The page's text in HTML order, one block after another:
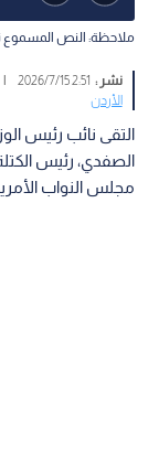
ملاحظة: النص المسموع
نشر : 2:51 2026/7/15
|
الأردن
التقى نائب رئيس
الصفدي، رئيس
مجلس النواب